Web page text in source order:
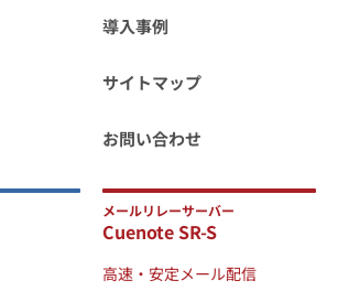
導入事例
サイトマップ
お問い合わせ
メールリレーサーバー
Cuenote SR-S
高速・安定メール配信